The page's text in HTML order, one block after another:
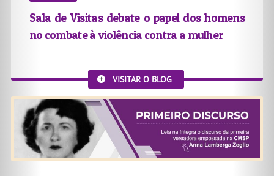
Sala de Visitas debate o papel dos homens
no combate à violência contra a mulher
VISITAR O BLOG